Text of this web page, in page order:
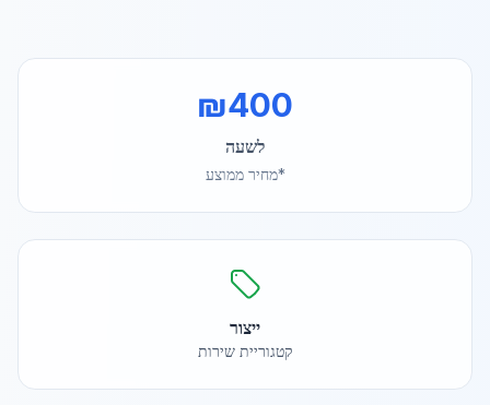
₪400
לשעה
*מחיר ממוצע
ייצור
קטגוריית שירות